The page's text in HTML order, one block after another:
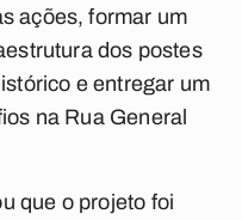
ações, formar um
dos postes
e entregar um
na Rua General
que o projeto foi